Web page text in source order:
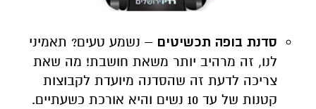
סדנת בופה תכשיטים – נשמע טעים? תאמיני
לנו, זה מרהיב יותר משאת חושבת! מה שאת
צריכה לדעת זה שהסדנה מיועדת לקבוצות
קטנות של עד 10 נשים והיא אורכת כשעתיים.